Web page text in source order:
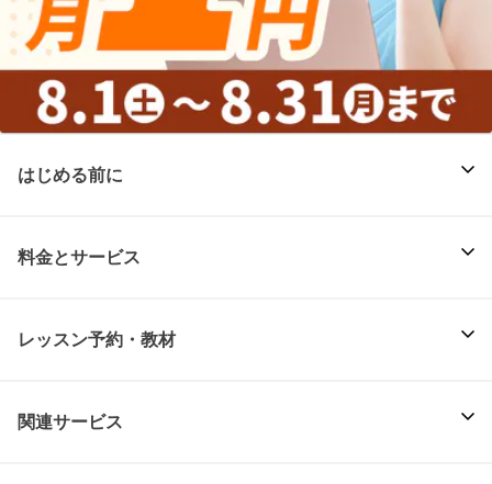
はじめる前に
料金とサービス
レッスン予約・教材
関連サービス